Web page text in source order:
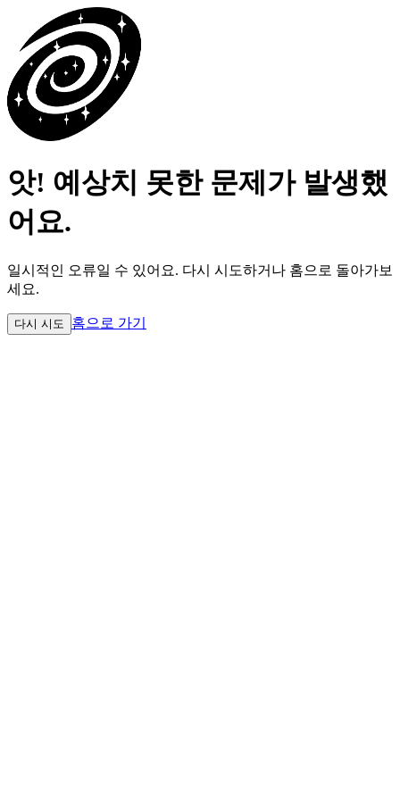
앗! 예상치 못한 문제가 발생했
어요.
일시적인 오류일 수 있어요. 다시 시도하거나 홈으로 돌아가보
세요.
다시 시도 홈으로 가기